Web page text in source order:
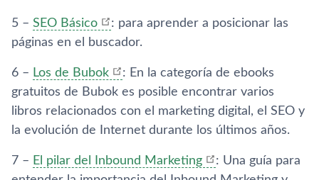
5 – SEO Básico
: para aprender a posicionar las
páginas en el buscador.
6 – Los de Bubok
: En la categorí­a de ebooks
gratuitos de Bubok es posible encontrar varios
libros relacionados con el marketing digital, el SEO y
la evolución de Internet durante los últimos años.
7 – El pilar del Inbound Marketing
: Una guí­a para